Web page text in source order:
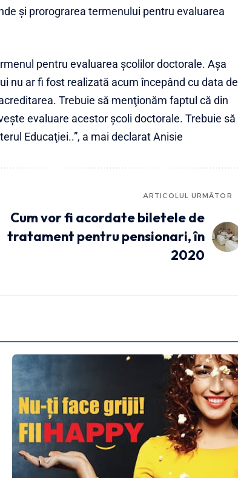
și prorograrea termenului pentru evaluarea
pentru evaluarea şcolilor doctorale. Aşa
nu ar fi fost realizată acum începând cu data de
Trebuie să menţionăm faptul că din
evaluare acestor şcoli doctorale. Trebuie să
Educaţiei..”, a mai declarat Anisie
ARTICOLUL URMĂTOR
Cum vor fi acordate biletele de
tratament pentru pensionari, în
2020